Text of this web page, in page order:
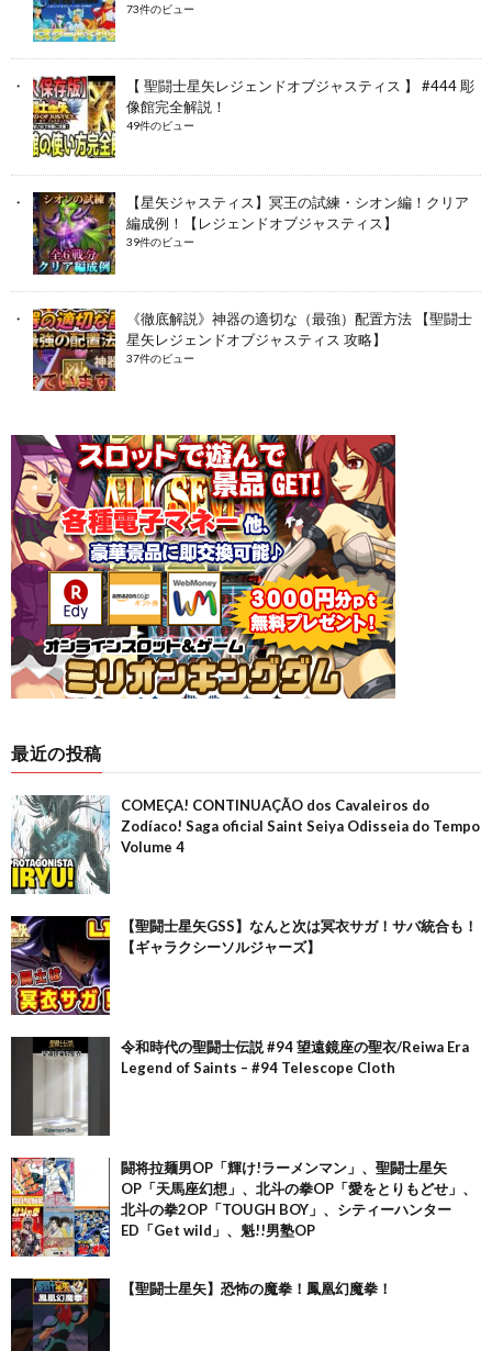
73件のビュー
【 聖闘士星矢レジェンドオブジャスティス 】 #444 彫
像館完全解説！
49件のビュー
【星矢ジャスティス】冥王の試練・シオン編！クリア
編成例！【レジェンドオブジャスティス】
39件のビュー
《徹底解説》神器の適切な（最強）配置方法 【聖闘士
星矢レジェンドオブジャスティス 攻略】
37件のビュー
最近の投稿
COMEÇA! CONTINUAÇÃO dos Cavaleiros do
Zodíaco! Saga oficial Saint Seiya Odisseia do Tempo
Volume 4
【聖闘士星矢GSS】なんと次は冥衣サガ！サバ統合も！
【ギャラクシーソルジャーズ】
令和時代の聖闘士伝説 #94 望遠鏡座の聖衣/Reiwa Era
Legend of Saints – #94 Telescope Cloth
闘将拉麺男OP「輝け!ラーメンマン」、聖闘士星矢
OP「天馬座幻想」、北斗の拳OP「愛をとりもどせ」、
北斗の拳2OP「TOUGH BOY」、シティーハンター
ED「Get wild」、魁!!男塾OP
【聖闘士星矢】恐怖の魔拳！鳳凰幻魔拳！